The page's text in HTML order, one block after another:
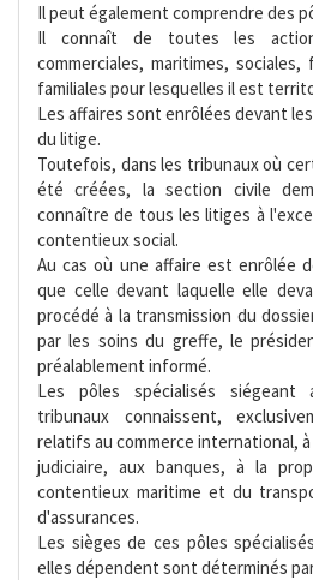
Il peut également comprendre des
Il connaît de toutes les
commerciales, maritimes,
familiales pour lesquelles il est
Les affaires sont enrôlées devant
du litige.
Toutefois, dans les tribunaux où
été créées, la section civile
connaître de tous les litiges à
contentieux social.
Au cas où une affaire est enrôlée
que celle devant laquelle elle
procédé à la transmission du
par les soins du greffe, le
préalablement informé.
Les pôles spécialisés
tribunaux connaissent,
relatifs au commerce international,
judiciaire, aux banques, à la
contentieux maritime et du
d'assurances.
Les sièges de ces pôles
elles dépendent sont déterminés